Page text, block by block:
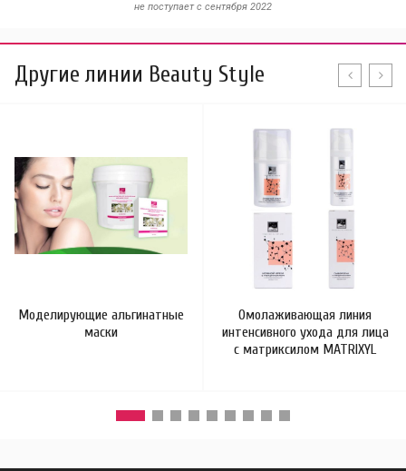
не поступает c сентября 2022
Другие линии Beauty Style
Моделирующие альгинатные
маски
Омолаживающая линия
интенсивного ухода для лица
с матриксилом MATRIXYL